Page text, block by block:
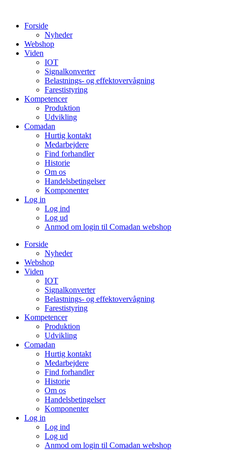
indholdForside
Nyheder
Webshop
Viden
IOT
Signalkonverter
Belastnings- og effektovervågning
Farestistyring
Kompetencer
Produktion
Udvikling
Comadan
Hurtig kontakt
Medarbejdere
Find forhandler
Historie
Om os
Handelsbetingelser
Komponenter
Log in
Log ind
Log ud
Anmod om login til Comadan webshop
Forside
Nyheder
Webshop
Viden
IOT
Signalkonverter
Belastnings- og effektovervågning
Farestistyring
Kompetencer
Produktion
Udvikling
Comadan
Hurtig kontakt
Medarbejdere
Find forhandler
Historie
Om os
Handelsbetingelser
Komponenter
Log in
Log ind
Log ud
Anmod om login til Comadan webshop